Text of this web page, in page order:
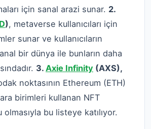
için sanal arazi sunar. 2.
), metaverse kullanıcıları için
sunar ve kullanıcıların
bir dünya ile bunların daha
3. Axie Infinity (AXS),
noktasının Ethereum (ETH)
birimleri kullanan NFT
bu listeye katılıyor.